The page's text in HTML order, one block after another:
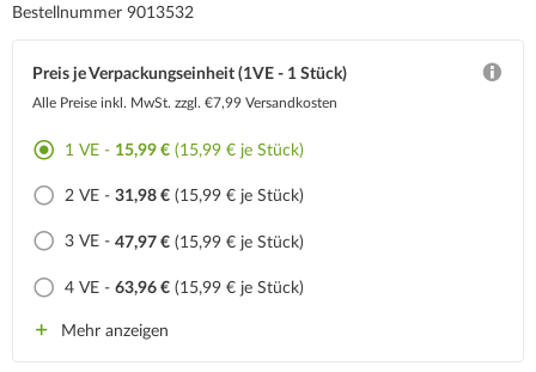
Bestellnummer 9013532
Preis je Verpackungseinheit (1VE - 1 Stück)
Alle Preise inkl. MwSt. zzgl. €7,99 Versandkosten
1 VE - 15,99 € (15,99 € je Stück)
2 VE - 31,98 € (15,99 € je Stück)
3 VE - 47,97 € (15,99 € je Stück)
4 VE - 63,96 € (15,99 € je Stück)
Mehr anzeigen